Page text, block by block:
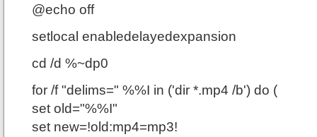
@echo off
setlocal enabledelayedexpansion
cd /d %~dp0
for /f "delims=" %%I in ('dir *.mp4 /b') do (
set old="%%I"
set new=!old:mp4=mp3!